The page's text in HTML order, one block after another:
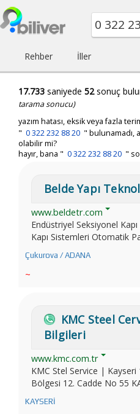
Rehber İller
17.733 saniyede 52sonuç
tarama sonucu)
yazım hatası, eksik veya fazla
" 0 322 232 88 20 " bulunamadı,
olabilir mi?
hayır, bana " 0 322 232 88 20 "
Belde Yapı
www.beldetr.com
Endüstriyel Seksiyonel
Kapı Sistemleri Otomatik
Çukurova / ADANA
~
KMC Steel
Bilgileri
www.kmc.com.tr
KMC Stel Service | Kayseri
Bölgesi 12. Cadde No 55
KAYSERİ